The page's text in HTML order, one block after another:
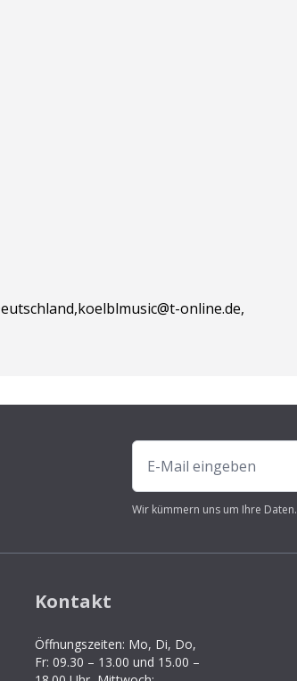
online.de,
Wir kümmern uns um Ihre
Kontakt
Öffnungszeiten: Mo, Di, Do,
Fr: 09.30 – 13.00 und 15.00 –